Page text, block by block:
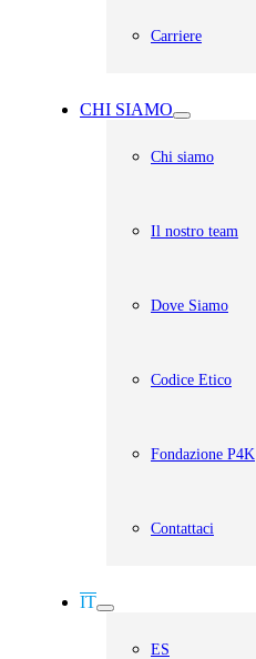
Carriere
CHI SIAMO
Chi siamo
Il nostro team
Dove Siamo
Codice Etico
Fondazione P4K
Contattaci
IT
ES